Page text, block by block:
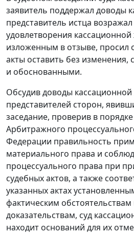
заявитель поддержал доводы
представитель истца
удовлетворения
изложенным в отзыве, просил
акты оставить без изменения,
и обоснованными.
Обсудив доводы
представителей сторон,
заседание, проверив в порядке
Арбитражного
Федерации правильность
материального права и
процессуального права при
судебных актов, а также
указанных актах
фактическим
доказательствам, суд
находит оснований для их